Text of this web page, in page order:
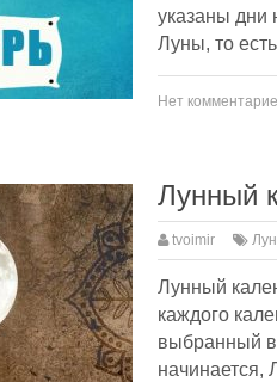
указаны дни
Луны, то
Нет
Лунный
tvoimir
Лунный
каждого
выбранный
начинается,